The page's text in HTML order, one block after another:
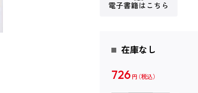
電子書籍はこちら
在庫なし
726 円